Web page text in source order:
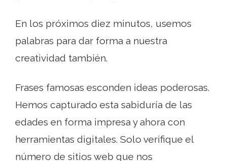
En los próximos diez minutos, usemos
palabras para dar forma a nuestra
creatividad también.
Frases famosas esconden ideas poderosas.
Hemos capturado esta sabiduría de las
edades en forma impresa y ahora con
herramientas digitales. Solo verifique el
número de sitios web que nos